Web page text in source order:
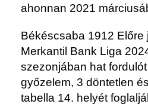
ahonnan 2021
Békéscsaba 1912 Előre
Merkantil Bank Liga
szezonjában hat
győzelem, 3 döntetlen
tabella 14. helyét